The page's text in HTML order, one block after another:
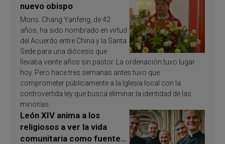
nuevo obispo
Mons. Chang Yanfeng, de 42
años, ha sido nombrado en virtud
del Acuerdo entre China y la Santa
Sede para una diócesis que
llevaba veinte años sin pastor. La ordenación tuvo lugar
hoy. Pero hace tres semanas antes tuvo que
comprometer públicamente a la Iglesia local con la
controvertida ley que busca eliminar la identidad de las
minorías.
León XIV anima a los
religiosos a ver la vida
comunitaria como fuente